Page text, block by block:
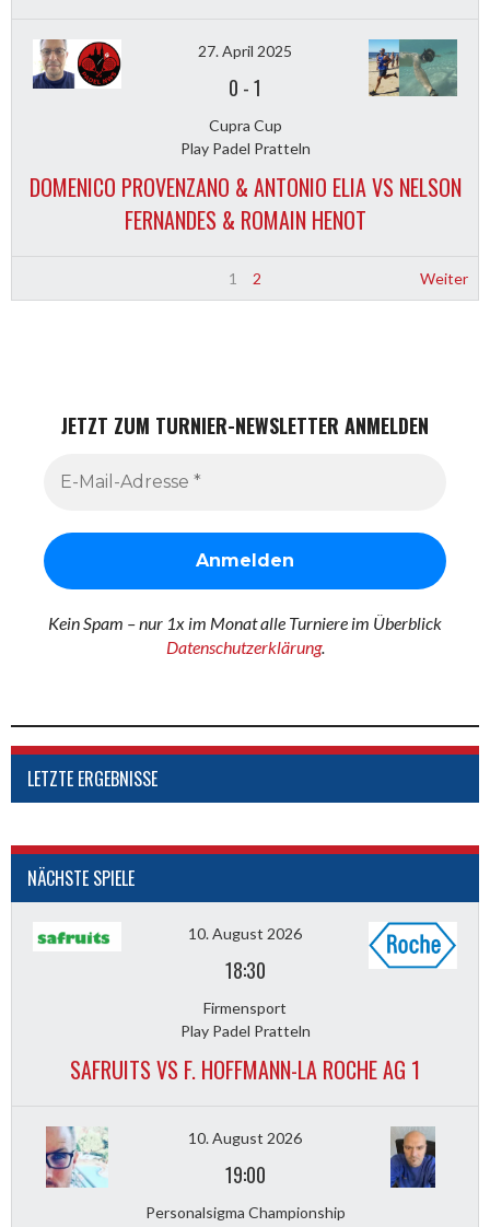
27. April 2025
0 -1
Cupra Cup
Play Padel Pratteln
DOMENICO PROVENZANO & ANTONIO ELIA VS NELSON
FERNANDES & ROMAIN HENOT
1 2 Weiter
JETZT ZUM TURNIER-NEWSLETTER ANMELDEN
Kein Spam – nur 1x im Monat alle Turniere im Überblick
Datenschutzerklärung.
LETZTE ERGEBNISSE
NÄCHSTE SPIELE
10. August 2026
18:30
Firmensport
Play Padel Pratteln
SAFRUITS VS F. HOFFMANN-LA ROCHE AG 1
10. August 2026
19:00
Personalsigma Championship